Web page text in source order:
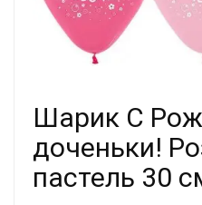
Шарик С
доченьки!
пастель 30